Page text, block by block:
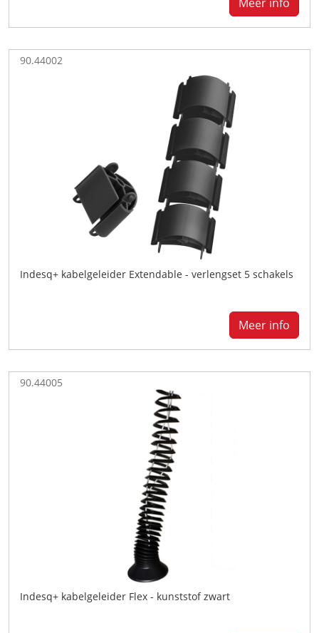
90.44002
Indesq+ kabelgeleider Extendable - verlengset 5 schakels
Meer info
90.44005
Indesq+ kabelgeleider Flex - kunststof zwart